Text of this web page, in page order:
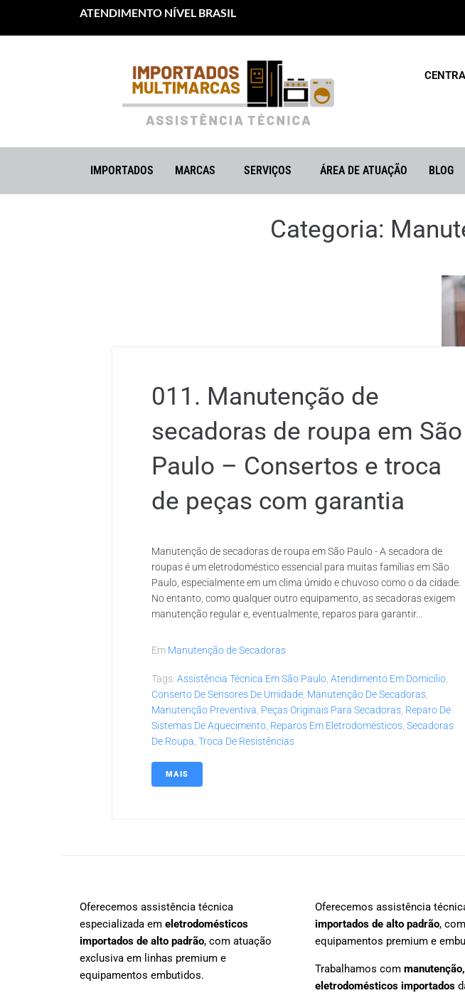
ATENDIMENTO NÍVEL BRASIL
IMPORTADOS MARCAS SERVIÇOS ÁREA DE ATUAÇÃO BLOG
Categoria:
011. Manutenção de
secadoras de roupa em São
Paulo – Consertos e troca
de peças com garantia
Manutenção de secadoras de roupa em São Paulo - A secadora de
roupas é um eletrodoméstico essencial para muitas famílias em São
Paulo, especialmente em um clima úmido e chuvoso como o da cidade.
No entanto, como qualquer outro equipamento, as secadoras exigem
manutenção regular e, eventualmente, reparos para garantir...
Em Manutenção de Secadoras
Tags:Assistência Técnica Em São Paulo ,Atendimento Em Domicílio
Conserto De Sensores De Umidade Manutenção De Secadoras
Manutenção Preventiva Peças Originais Para Secadoras Reparo De
Sistemas De Aquecimento Reparos Em Eletrodomésticos ,Secadoras
De Roupa ,Troca De Resistências
MAIS
Oferecemos assistência técnica
especializada em eletrodomésticos
importados de alto padrão, com atuação
exclusiva em linhas premium e
equipamentos embutidos.
Oferecemos assistência
importados de alto padrão,
equipamentos premium e
Trabalhamos com
eletrodomésticos importados